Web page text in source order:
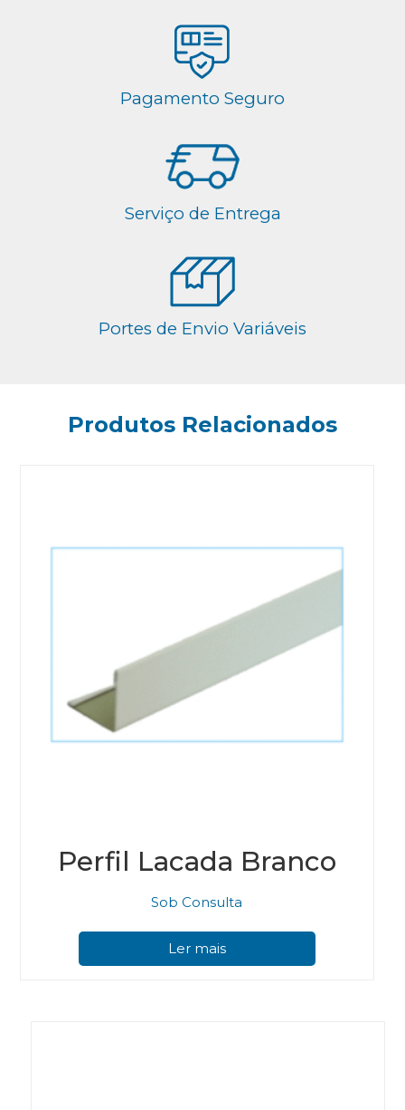
Pagamento Seguro
Serviço de Entrega
Portes de Envio Variáveis
Produtos Relacionados
Perfil Lacada Branco
Sob Consulta
Ler mais